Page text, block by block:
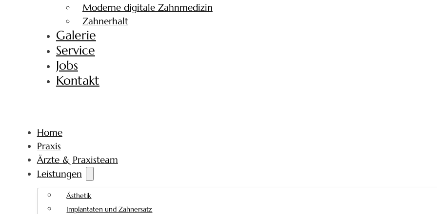
Moderne digitale Zahnmedizin
Zahnerhalt
Galerie
Service
Jobs
Kontakt
Home
Praxis
Ärzte & Praxisteam
Leistungen
Ästhetik
Implantaten und Zahnersatz